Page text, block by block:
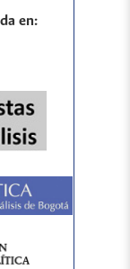
en: